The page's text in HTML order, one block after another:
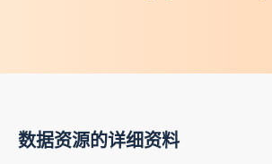
数据资源的详细资料